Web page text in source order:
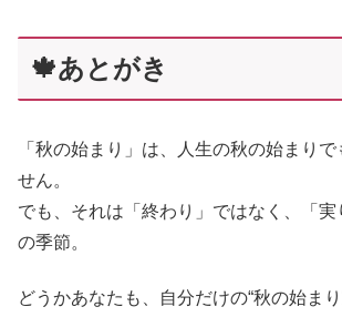
🍁あとがき
「秋の始まり」は、人生の秋の始まり
せん。
でも、それは「終わり」ではなく、「実
の季節。
どうかあなたも、自分だけの“秋の始ま